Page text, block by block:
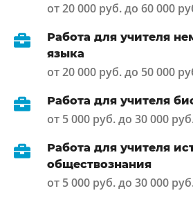
от 20 000 руб. до 60 000
Работа для учителя
языка
от 20 000 руб. до 50 000
Работа для учителя
от 5 000 руб. до 30 000
Работа для учителя
обществознания
от 5 000 руб. до 30 000